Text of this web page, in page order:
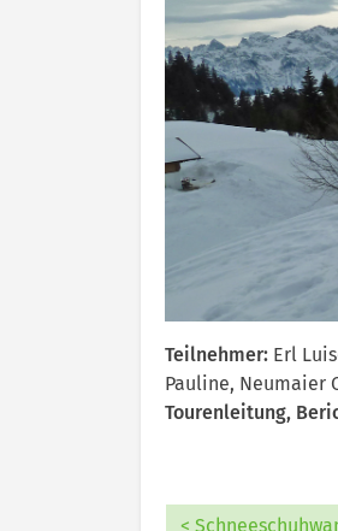
Teilnehmer: Erl
Pauline, Neumaier
Tourenleitung,
<